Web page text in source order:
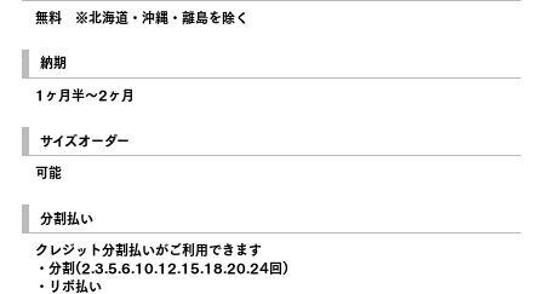
無料 ※北海道・沖縄・離島を除く
納期
1ヶ月半〜2ヶ月
サイズオーダー
可能
分割払い
クレジット分割払いがご利用できます
・分割(2.3.5.6.10.12.15.18.20.24回)
・リボ払い